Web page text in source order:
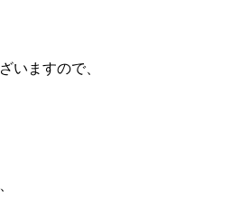
いますので、